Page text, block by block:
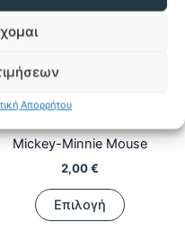
Απορρήτου
Kawaii & Fandom Gifts
Mickey-Minnie Mouse
2,00€
Επιλογή
το